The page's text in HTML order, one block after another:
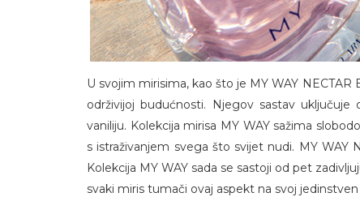
U svojim mirisima, kao što je MY WAY
održivijoj budućnosti. Njegov sastav
vaniliju. Kolekcija mirisa MY WAY sažima
s istraživanjem svega što svijet nudi. MY WAY
Kolekcija MY WAY sada se sastoji od pet
svaki miris tumači ovaj aspekt na svoj jedinstven